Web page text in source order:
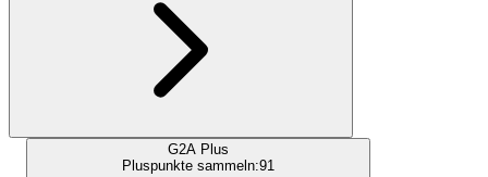
G2A Plus
Pluspunkte sammeln:91